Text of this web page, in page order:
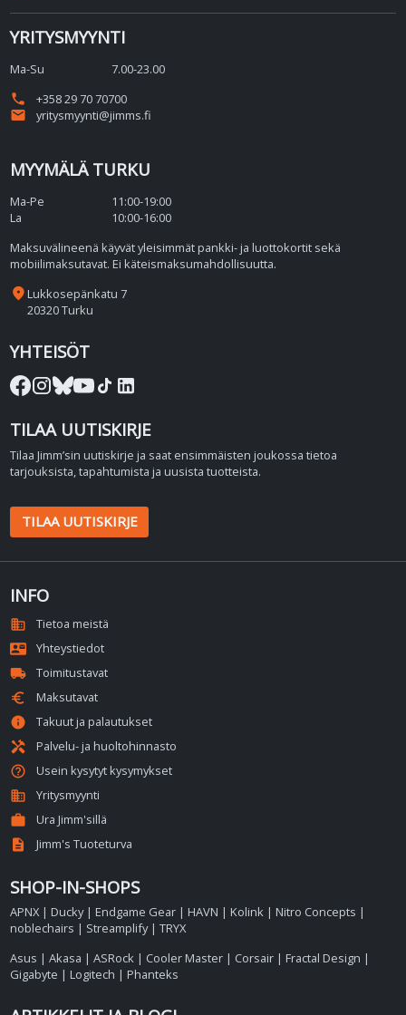
YRITYSMYYNTI
Ma-Su
7.00-23.00
phone
+358 29 70 70700
email
yritysmyynti@jimms.fi
MYYMÄLÄ TURKU
Ma-Pe
11:00-19:00
La
10:00-16:00
Maksuvälineenä käyvät yleisimmät pankki- ja luottokortit sekä
mobiilimaksutavat. Ei käteismaksumahdollisuutta.
place Lukkosepänkatu 7
20320 Turku
YHTEISÖT
TILAA UUTISKIRJE
Tilaa Jimm’sin uutiskirje ja saat ensimmäisten joukossa tietoa
tarjouksista, tapahtumista ja uusista tuotteista.
TILAA UUTISKIRJE
INFO
domain
Tietoa meistä
contact_mail
Yhteystiedot
local_shipping
Toimitustavat
euro
Maksutavat
info
Takuut ja palautukset
handyman
Palvelu- ja huoltohinnasto
help_outline
Usein kysytyt kysymykset
business
Yritysmyynti
work
Ura Jimm'sillä
description
Jimm's Tuoteturva
SHOP-IN-SHOPS
APNX | Ducky| Endgame Gear | HAVN | Kolink | Nitro Concepts |
noblechairs | Streamplify|TRYX
Asus |Akasa |ASRock | Cooler Master | Corsair | Fractal Design |
Gigabyte | Logitech | Phanteks